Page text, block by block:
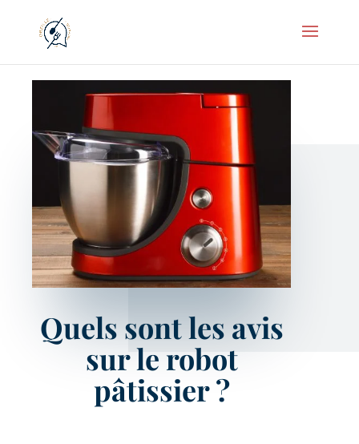
Quels sont les avis
sur le robot
pâtissier ?